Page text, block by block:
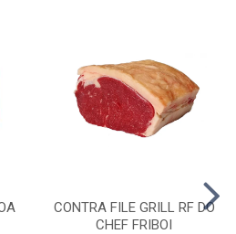
CONTRA FILE GRILL RF DO
CHEF FRIBOI